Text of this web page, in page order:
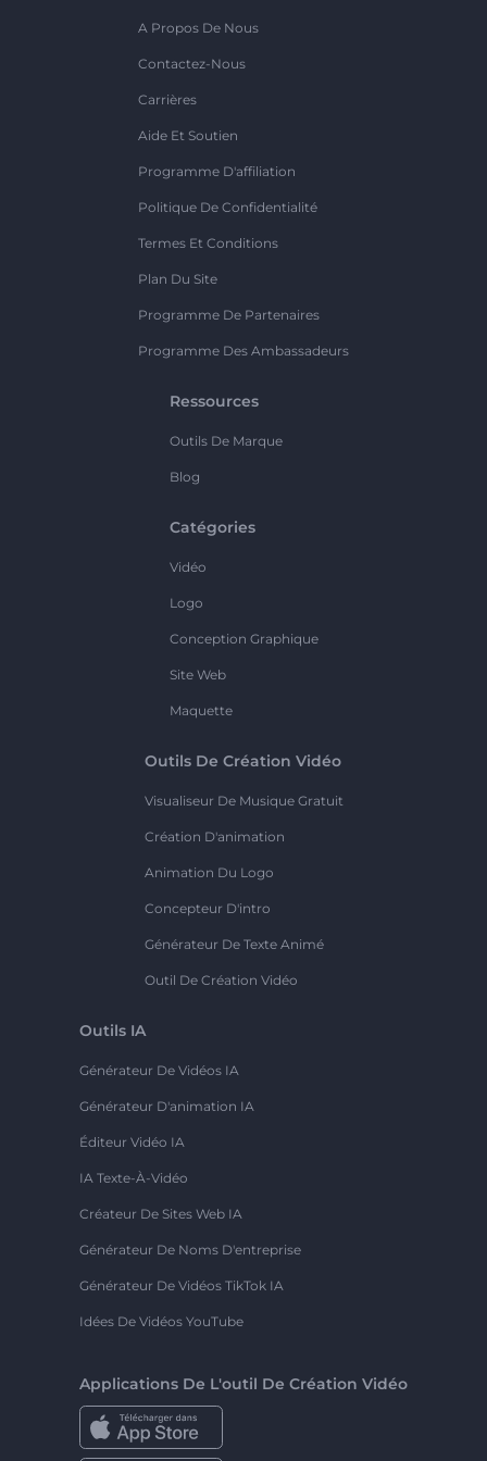
A Propos De Nous
Contactez-Nous
Carrières
Aide Et Soutien
Programme D'affiliation
Politique De Confidentialité
Termes Et Conditions
Plan Du Site
Programme De Partenaires
Programme Des Ambassadeurs
Ressources
Outils De Marque
Blog
Catégories
Vidéo
Logo
Conception Graphique
Site Web
Maquette
Outils De Création Vidéo
Visualiseur De Musique Gratuit
Création D'animation
Animation Du Logo
Concepteur D'intro
Générateur De Texte Animé
Outil De Création Vidéo
Outils IA
Générateur De Vidéos IA
Générateur D'animation IA
Éditeur Vidéo IA
IA Texte-À-Vidéo
Créateur De Sites Web IA
Générateur De Noms D'entreprise
Générateur De Vidéos TikTok IA
Idées De Vidéos YouTube
Applications De L'outil De Création Vidéo